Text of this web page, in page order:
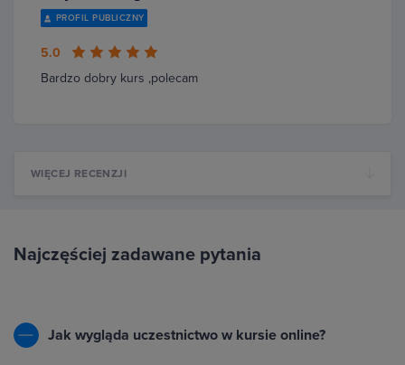
PROFIL PUBLICZNY
5.0
Bardzo dobry kurs ,polecam
WIĘCEJ RECENZJI
Najczęściej zadawane pytania
Jak wygląda uczestnictwo w kursie online?